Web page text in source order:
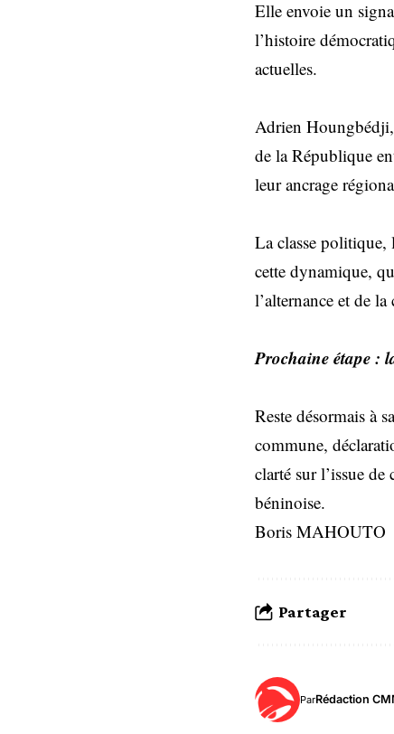
Elle envoie un
l’histoire
actuelles.
Adrien Houngbédji,
de la République
leur ancrage
La classe politique,
cette dynamique,
l’alternance et de
Prochaine étape :
Reste désormais à
commune,
clarté sur l’issue
béninoise.
Boris MAHOUTO
Partager
ParRédaction